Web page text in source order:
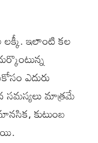
లక్కీ. ఇలాంటి కల
ఎదురు
సమస్యలు మాత్రమే
కుటుంబ